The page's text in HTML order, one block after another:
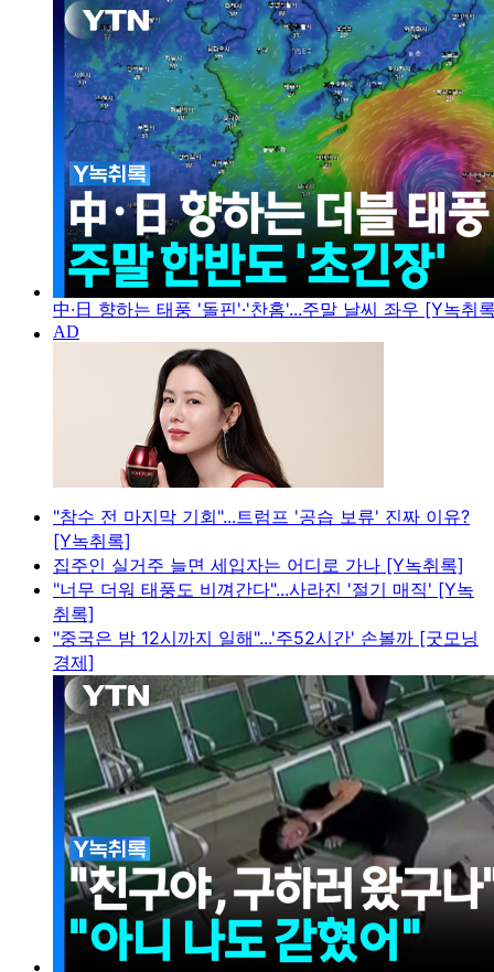
中·日 향하는 태풍 '돌핀'·'찬홈'...주말 날씨 좌우 [Y녹취
"참수 전 마지막 기회"...트럼프 '공습 보류' 진짜 이유?
[Y녹취록]
집주인 실거주 늘면 세입자는 어디로 가나 [Y녹취록]
"너무 더워 태풍도 비껴간다"...사라진 '절기 매직' [Y녹
취록]
"중국은 밤 12시까지 일해"...'주52시간' 손볼까 [굿모닝
경제]